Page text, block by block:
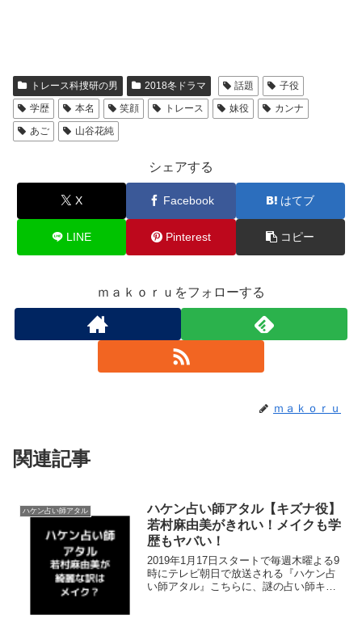
トレース科捜研の男 2018冬ドラマ 話題
子役
学歴
本名 笑顔 トレース 妹役
カンナ
あご
山谷花純
シェアする
X Facebook はてブ
LINE Pinterest コピー
ｍａｋｏｒｕをフォローする
ｍａｋｏｒｕ
関連記事
ハケン占い師アタル
ハケン占い師アタル【キズナ役】
若村麻由美がきれい！メイクも学
歴もヤバい！
2019年1月17日スタートで毎週木曜よる9
時にテレビ朝日で放送される『ハケン占
い師アタル』こちらに、謎の占い師キズ